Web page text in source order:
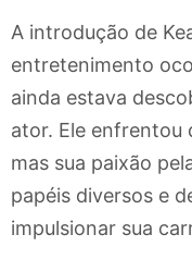
A introdução de
entretenimento
ainda estava
ator. Ele enfrentou
mas sua paixão
papéis diversos e
impulsionar sua